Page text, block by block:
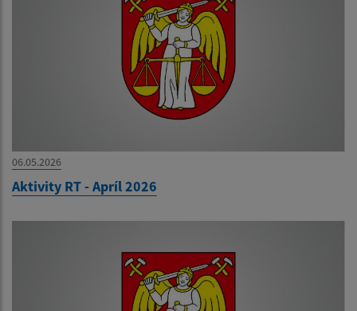
06.05.2026
Aktivity RT - Apríl 2026